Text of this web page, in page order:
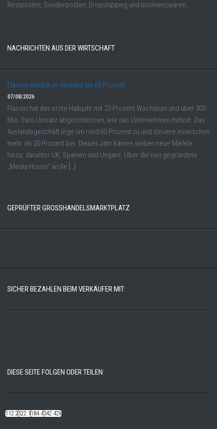
Restposten, Sonderposten, Dropshipping und Insolvenzwaren.
NACHRICHTEN AUS DER WIRTSCHAFT
Flaconi wächst im Ausland um 60 Prozent
07/08/2026
Flaconi hat das erste Halbjahr mit 23 Prozent Wachstum und über 300
Mio. Euro Umsatz abgeschlossen, wie das Unternehmen mitteilt. Das
Auslandsgeschäft lege um rund 60 Prozent zu und steuere inzwischen
mehr als 20 Prozent bei. Dieses Jahr kämen sieben neue Märkte
hinzu, darunter UK, Spanien und Ungarn. Über die neu gegründete
„Media House“ wolle […]
GEPRÜFTER GROSSHANDELSMARKTPLATZ
SICHER BEZAHLEN BEIM VERKÄUFER MIT:
DIESE SEITE FOLGEN ODER TEILEN:
112.22k522.14k184.48k342.42k